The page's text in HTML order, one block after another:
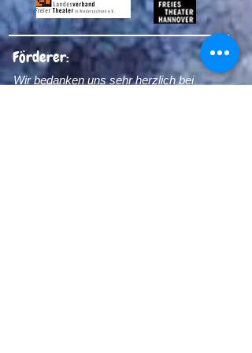
kleinen Zuschauenden während
des Spielens zu behalten und
weiter zu erforschen, so dass die
Zuschauenden auch das
Geschehen beeinflussen können.
Förderer:
Wir bedanken uns sehr herzlich bei